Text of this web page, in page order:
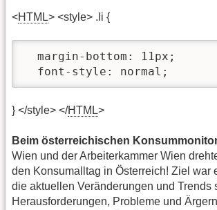
<HTML> <style> .li {
  margin-bottom: 11px;
  font-style: normal;
} </style> </HTML>
Beim österreichischen
Wien und der Arbeiterkammer Wien
den Konsumalltag in Österreich! Ziel war
die aktuellen Veränderungen und Trends
Herausforderungen, Probleme und